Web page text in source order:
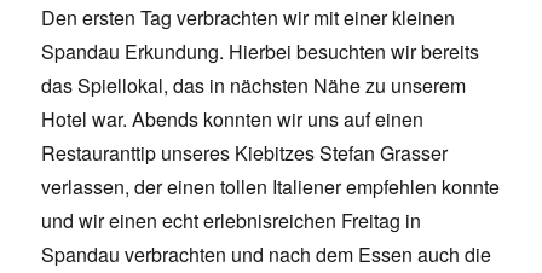
Den ersten Tag verbrachten wir mit einer kleinen
Spandau Erkundung. Hierbei besuchten wir bereits
das Spiellokal, das in nächsten Nähe zu unserem
Hotel war. Abends konnten wir uns auf einen
Restauranttip unseres Kiebitzes Stefan Grasser
verlassen, der einen tollen Italiener empfehlen konnte
und wir einen echt erlebnisreichen Freitag in
Spandau verbrachten und nach dem Essen auch die